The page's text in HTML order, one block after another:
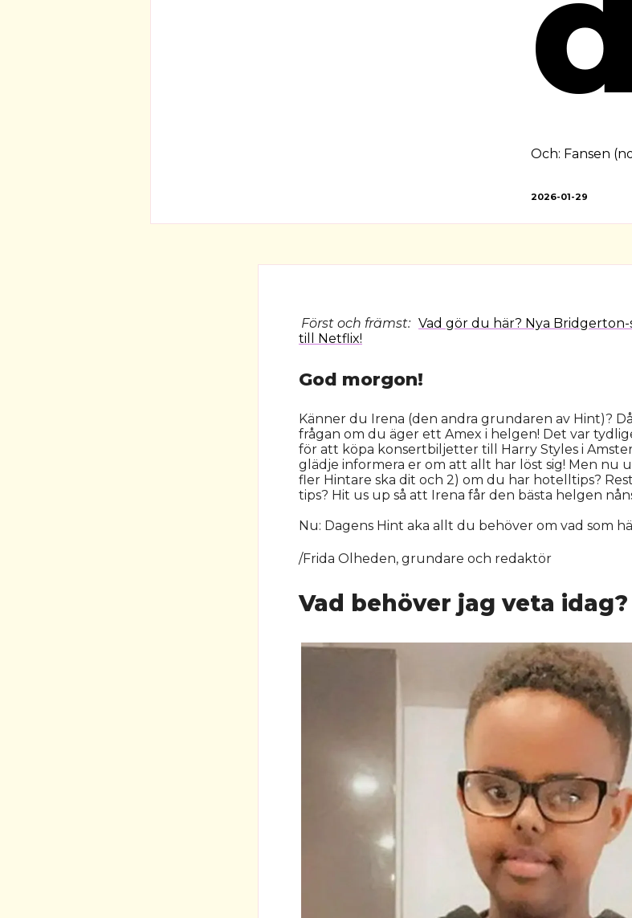
Och: Fansen
2026-01-29
Först och främst: Vad gör du här? Nya
till Netflix!
God morgon!
Känner du Irena (den andra grundaren av Hint)?
frågan om du äger ett Amex i helgen! Det var
för att köpa konsertbiljetter till Harry Styles i
glädje informera er om att allt har löst sig! Men nu
fler Hintare ska dit och 2) om du har hotelltips?
tips? Hit us up så att Irena får den bästa helgen
Nu: Dagens Hint aka allt du behöver om vad som
/Frida Olheden, grundare och redaktör
Vad behöver jag veta idag?